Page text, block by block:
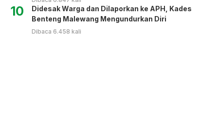
10
Didesak Warga dan Dilaporkan ke APH, Kades
Benteng Malewang Mengundurkan Diri
Dibaca 6.458 kali